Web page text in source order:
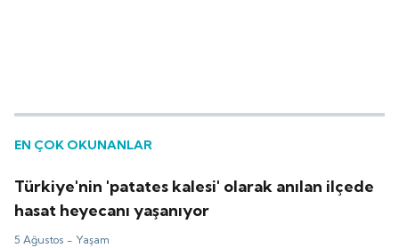
EN ÇOK OKUNANLAR
Türkiye'nin 'patates kalesi' olarak anılan ilçede
hasat heyecanı yaşanıyor
5 Ağustos - Yaşam